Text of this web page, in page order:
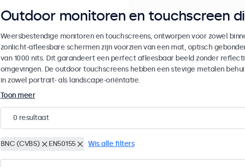
Outdoor monitoren en touchscreen
Weersbestendige monitoren en touchscreens, ontworpen voor zowel
zonlicht-afleesbare schermen zijn voorzien van een mat, optisch
van 1000 nits. Dit garandeert een perfect afleesbaar beeld zonder
omgevingen. De outdoor touchscreens hebben een stevige metalen
in zowel portrait- als landscape-oriëntatie.
Toon meer
0 resultaat
BNC (CVBS) EN50155 Wis alle filters